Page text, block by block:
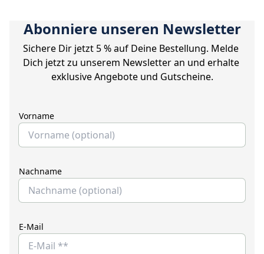
Abonniere unseren Newsletter
Sichere Dir jetzt 5 % auf Deine Bestellung. Melde
Dich jetzt zu unserem Newsletter an und erhalte
exklusive Angebote und Gutscheine.
Vorname
Nachname
E-Mail